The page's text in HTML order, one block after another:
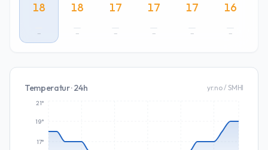
18
–
18
–
17
–
17
–
17
–
16
–
Temperatur · 24h yr.no / SMHI
17°
19°
21°